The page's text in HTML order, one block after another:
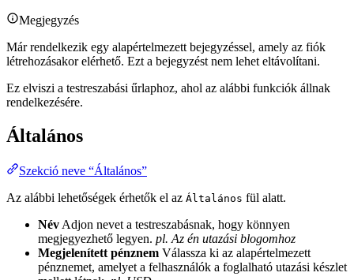
Megjegyzés
Már rendelkezik egy alapértelmezett bejegyzéssel, amely az fiók
létrehozásakor elérhető. Ezt a bejegyzést nem lehet eltávolítani.
Ez elviszi a testreszabási űrlaphoz, ahol az alábbi funkciók állnak
rendelkezésére.
Általános
Szekció neve “Általános”
Az alábbi lehetőségek érhetők el az Általános fül alatt.
Név Adjon nevet a testreszabásnak, hogy könnyen
megjegyezhető legyen. pl. Az én utazási blogomhoz
Megjelenített pénznem Válassza ki az alapértelmezett
pénznemet, amelyet a felhasználók a foglalható utazási készlet